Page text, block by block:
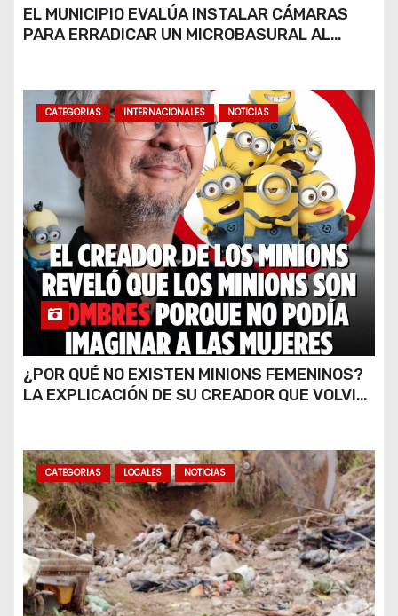
EL MUNICIPIO EVALÚA INSTALAR CÁMARAS
PARA ERRADICAR UN MICROBASURAL AL
CATEGORIAS INTERNACIONALES NOTICIAS
¿POR QUÉ NO EXISTEN MINIONS FEMENINOS?
LA EXPLICACIÓN DE SU CREADOR QUE VOLVIÓ
CATEGORIAS LOCALES NOTICIAS